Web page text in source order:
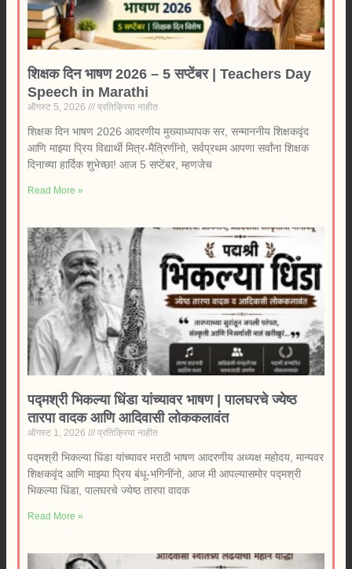
शिक्षक दिन भाषण 2026 – 5 सप्टेंबर | Teachers Day
Speech in Marathi
ऑगस्ट 5, 2026 प्रतिक्रिया नाहीत
शिक्षक दिन भाषण 2026 आदरणीय मुख्याध्यापक सर, सन्माननीय शिक्षकवृंद
आणि माझ्या प्रिय विद्यार्थी मित्र-मैत्रिणींनो, सर्वप्रथम आपणा सर्वांना शिक्षक
दिनाच्या हार्दिक शुभेच्छा! आज 5 सप्टेंबर, म्हणजेच
Read More »
पद्मश्री भिकल्या धिंडा यांच्यावर भाषण | पालघरचे ज्येष्ठ
तारपा वादक आणि आदिवासी लोककलावंत
ऑगस्ट 1, 2026 प्रतिक्रिया नाहीत
पद्मश्री भिकल्या धिंडा यांच्यावर मराठी भाषण आदरणीय अध्यक्ष महोदय, मान्यवर
शिक्षकवृंद आणि माझ्या प्रिय बंधू-भगिनींनो, आज मी आपल्यासमोर पद्मश्री
भिकल्या धिंडा, पालघरचे ज्येष्ठ तारपा वादक
Read More »